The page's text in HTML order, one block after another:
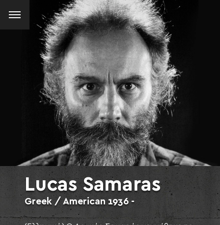
Lucas Samaras
Greek / American 1936 -